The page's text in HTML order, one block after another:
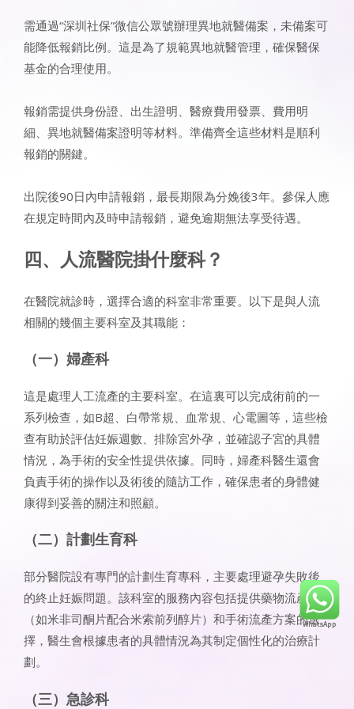
需通過“深圳社保”微信公眾號辦理異地就醫備案，未備案可
能降低報銷比例。這是為了規範異地就醫管理，確保醫保
基金的合理使用。
報銷需提供身份證、出生證明、醫療費用發票、費用明
細、異地就醫備案證明等材料。準備齊全這些材料是順利
報銷的關鍵。
出院後90日內申請報銷，最長期限為分娩後3年。參保人應
在規定時間內及時申請報銷，避免逾期無法享受待遇。
四、人流醫院掛什麼科？
在醫院就診時，選擇合適的科室非常重要。以下是與人流
相關的幾個主要科室及其職能：
（一）婦產科
這是處理人工流產的主要科室。在這裏可以完成術前的一
系列檢查，如B超、白帶常規、血常規、心電圖等，這些檢
查有助於評估妊娠週數、排除宮外孕，並確認子宮的具體
情況，為手術的安全性提供依據。同時，婦產科醫生還會
負責手術的操作以及術後的隨訪工作，確保患者的身體健
康得到妥善的關注和照顧。
（二）計劃生育科
部分醫院設有專門的計劃生育專科，主要處理避孕失敗後
的終止妊娠問題。該科室的服務內容包括提供藥物流產
（如米非司酮片配合米索前列醇片）和手術流產方案的選
擇，醫生會根據患者的具體情況為其制定個性化的治療計
劃。
（三）急診科